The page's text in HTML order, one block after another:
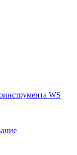
WS